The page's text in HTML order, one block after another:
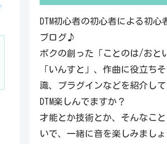
DTM初心者の初心者による初心
ブログ♪
ボクの創った「ことのは/おと
「いんすと」、作曲に役立ち
識、プラグインなどを紹介し
DTM楽しんでますか？
才能とか技術とか、そんなこ
いで、一緒に音を楽しみまし